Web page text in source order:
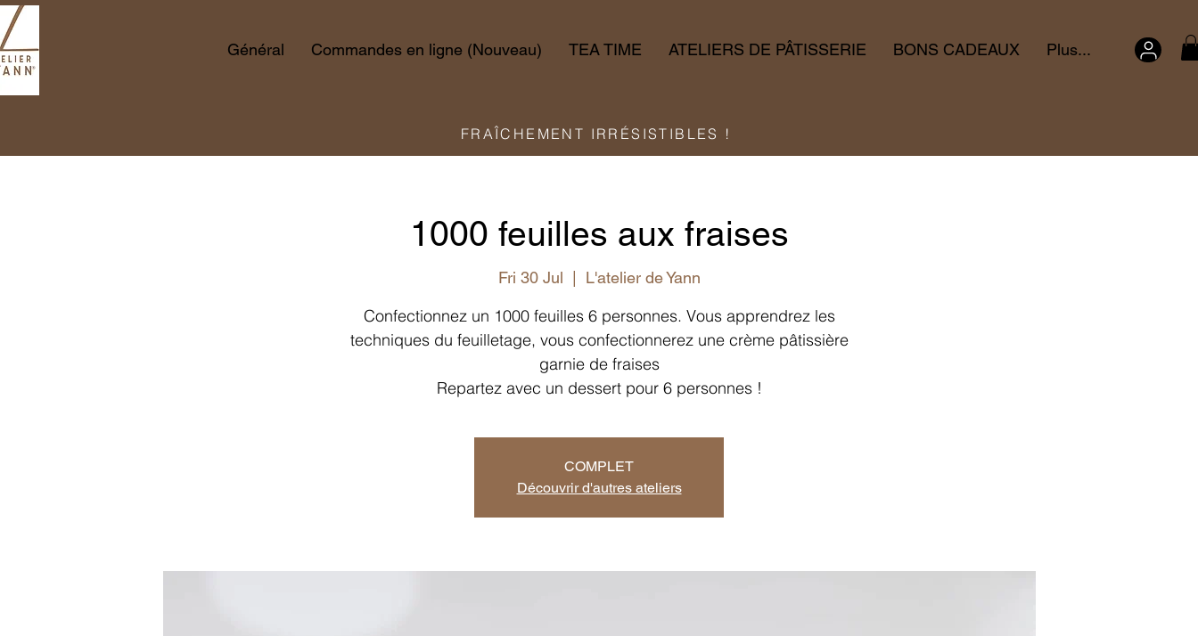
Général Commandes en ligne (Nouveau) TEA TIME ATELIERS DE PÂTISSERIE BONS CADEAUX Plus...
FRAÎCHEMENT IRRÉSISTIBLES !
1000 feuilles aux fraises
Fri 30 Jul L'atelier de Yann
Confectionnez un 1000 feuilles 6 personnes. Vous apprendrez les
techniques du feuilletage, vous confectionnerez une crème pâtissière
garnie de fraises
Repartez avec un dessert pour 6 personnes !
COMPLET
Découvrir d'autres ateliers